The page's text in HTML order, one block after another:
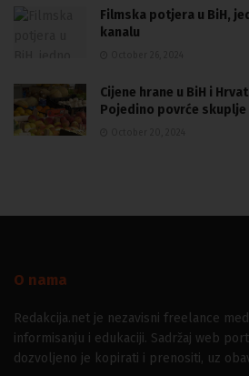
Filmska potjera u BiH,
kanalu
Cijene hrane u BiH i
Pojedino povrće skuplje
O nama
Redakcija.net je nezavisni freelance
informisanju i edukaciji. Sadržaj web
dozvoljeno je kopirati i prenositi, uz